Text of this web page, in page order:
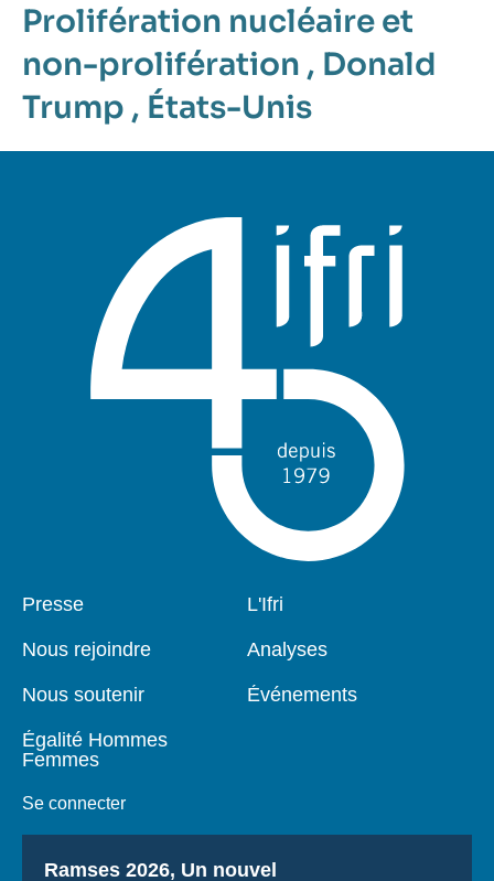
Prolifération nucléaire et
non-prolifération , Donald
Trump , États-Unis
Pied
Presse
Nous rejoindre
Nous soutenir
Égalité Hommes
Femmes
Se connecter
Navigation
L'Ifri
Analyses
Événements
Titre
Ramses 2026, Un nouvel